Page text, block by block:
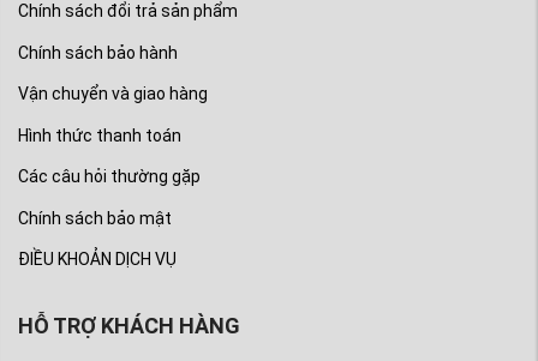
Chính sách đổi trả sản phẩm
Chính sách bảo hành
Vận chuyển và giao hàng
Hình thức thanh toán
Các câu hỏi thường gặp
Chính sách bảo mật
ĐIỀU KHOẢN DỊCH VỤ
HỖ TRỢ KHÁCH HÀNG